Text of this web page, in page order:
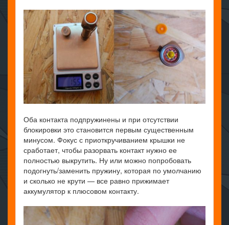
Оба контакта подпружинены и при отсутствии
блокировки это становится первым существенным
минусом. Фокус с приоткручиванием крышки не
сработает, чтобы разорвать контакт нужно ее
полностью выкрутить. Ну или можно попробовать
подогнуть/заменить пружину, которая по умолчанию
и сколько не крути — все равно прижимает
аккумулятор к плюсовом контакту.